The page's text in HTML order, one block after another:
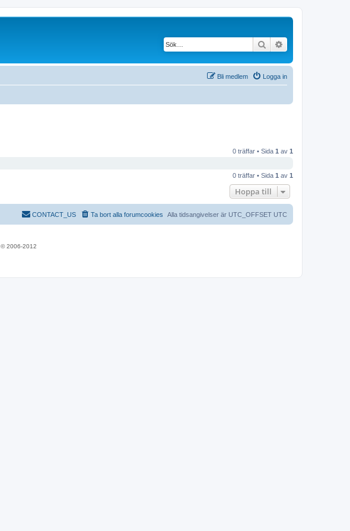
Sök
Logga in
Bli medlem
0 träffar • Sida 1 av 1
0 träffar • Sida 1 av 1
Hoppa till
Alla tidsangivelser är UTC_OFFSET UTC
Ta bort alla forumcookies
CONTACT_US
© 2006-2012